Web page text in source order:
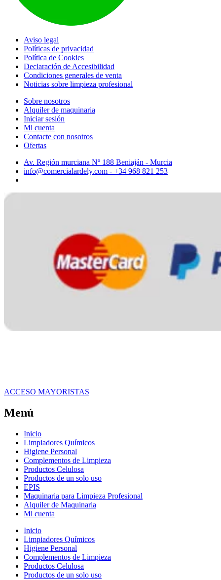
Aviso legal
Políticas de privacidad
Política de Cookies
Declaración de Accesibilidad
Condiciones generales de venta
Noticias sobre limpieza profesional
Sobre nosotros
Alquiler de maquinaria
Iniciar sesión
Mi cuenta
Contacte con nosotros
Ofertas
Av. Región murciana Nº 188 Beniaján - Murcia
info@comercialardely.com - +34 968 821 253
ACCESO MAYORISTAS
Menú
Inicio
Limpiadores Químicos
Higiene Personal
Complementos de Limpieza
Productos Celulosa
Productos de un solo uso
EPIS
Maquinaria para Limpieza Profesional
Alquiler de Maquinaria
Mi cuenta
Inicio
Limpiadores Químicos
Higiene Personal
Complementos de Limpieza
Productos Celulosa
Productos de un solo uso